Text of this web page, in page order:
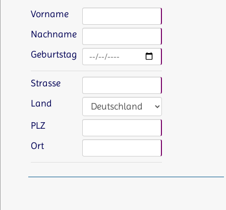
Vorname
Nachname
Geburtstag
Strasse
Land
PLZ
Ort